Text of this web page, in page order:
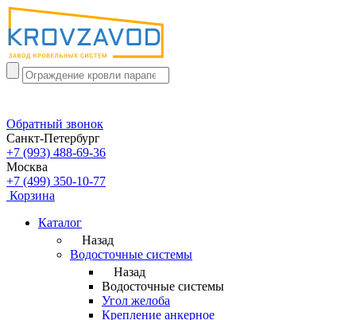
Обратный звонок
Санкт-Петербург
+7 (993) 488-69-36
Москва
+7 (499) 350-10-77
Корзина
Каталог
Назад
Водосточные системы
Назад
Водосточные системы
Угол желоба
Крепление анкерное